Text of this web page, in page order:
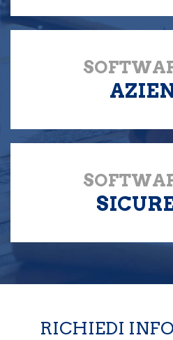
RICHIEDI